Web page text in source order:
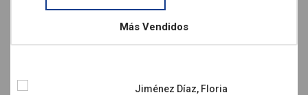
Más Vendidos
Jiménez Díaz, Floria